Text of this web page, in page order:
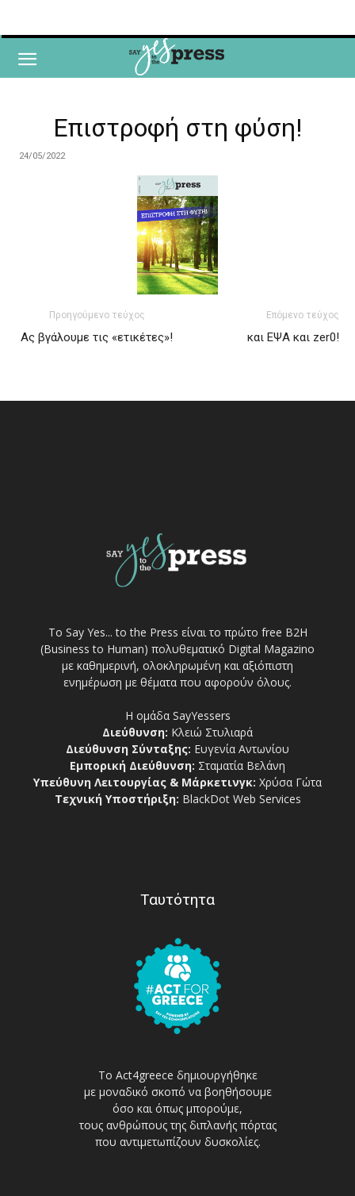
Επιστροφή στη φύση!
24/05/2022
Προηγούμενο τεύχος
Ας βγάλουμε τις «ετικέτες»!
Επόμενο τεύχος
και ΕΨΑ και zer0!
Το Say Yes... to the Press είναι το πρώτο free Β2Η
(Business to Human) πολυθεματικό Digital Magazino
με καθημερινή, ολοκληρωμένη και αξιόπιστη
ενημέρωση με θέματα που αφορούν όλους.
Η ομάδα SayYessers
Διεύθυνση: Κλειώ Στυλιαρά
Διεύθυνση Σύνταξης: Ευγενία Αντωνίου
Εμπορική Διεύθυνση: Σταματία Βελάνη
Υπεύθυνη Λειτουργίας & Μάρκετινγκ: Χρύσα Γώτα
Τεχνική Υποστήριξη: BlackDot Web Services
Ταυτότητα
Το Act4greece δημιουργήθηκε
με μοναδικό σκοπό να βοηθήσουμε
όσο και όπως μπορούμε,
τους ανθρώπους της διπλανής πόρτας
που αντιμετωπίζουν δυσκολίες.